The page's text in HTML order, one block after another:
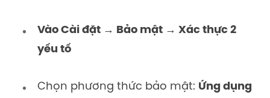
Vào Cài đặt → Bảo mật → Xác thực 2
yếu tố
Chọn phương thức bảo mật: Ứng dụng